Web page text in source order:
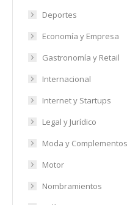
Deportes
Economía y Empresa
Gastronomía y Retail
Internacional
Internet y Startups
Legal y Jurídico
Moda y Complementos
Motor
Nombramientos